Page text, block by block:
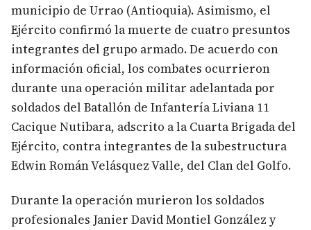
municipio de Urrao (Antioquia). Asimismo, el
Ejército confirmó la muerte de cuatro presuntos
integrantes del grupo armado. De acuerdo con
información oficial, los combates ocurrieron
durante una operación militar adelantada por
soldados del Batallón de Infantería Liviana 11
Cacique Nutibara, adscrito a la Cuarta Brigada del
Ejército, contra integrantes de la subestructura
Edwin Román Velásquez Valle, del Clan del Golfo.
Durante la operación murieron los soldados
profesionales Janier David Montiel González y